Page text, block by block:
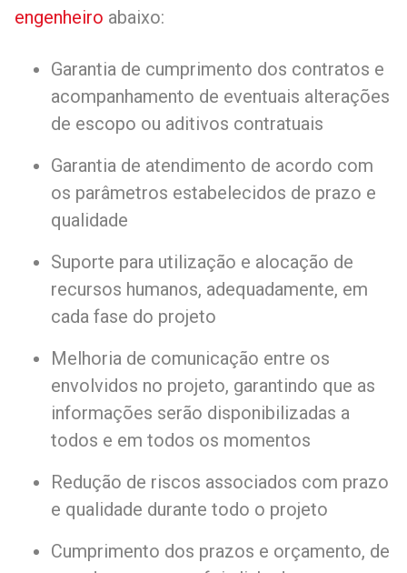
engenheiro abaixo:
Garantia de cumprimento dos contratos e
acompanhamento de eventuais alterações
de escopo ou aditivos contratuais
Garantia de atendimento de acordo com
os parâmetros estabelecidos de prazo e
qualidade
Suporte para utilização e alocação de
recursos humanos, adequadamente, em
cada fase do projeto
Melhoria de comunicação entre os
envolvidos no projeto, garantindo que as
informações serão disponibilizadas a
todos e em todos os momentos
Redução de riscos associados com prazo
e qualidade durante todo o projeto
Cumprimento dos prazos e orçamento, de